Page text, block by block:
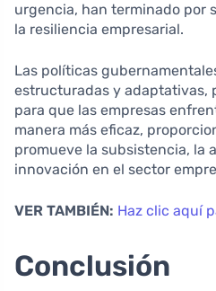
urgencia, han terminado por
la resiliencia empresarial.
Las políticas
estructuradas y adaptativas,
para que las empresas
manera más eficaz,
promueve la subsistencia, la
innovación en el sector
VER TAMBIÉN: Haz clic aquí
Conclusión